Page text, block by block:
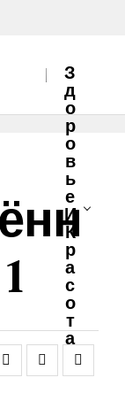
З
Д
О
Р
О
В
Ь
Е
И
К
Р
А
С
О
Т
А